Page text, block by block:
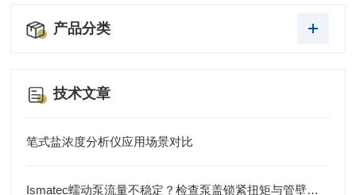
产品分类
技术文章
笔式盐浓度分析仪应用场景对比
Ismatec蠕动泵流量不稳定？检查泵盖锁紧扭矩与管壁回弹力